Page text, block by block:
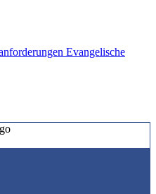
Evangelische